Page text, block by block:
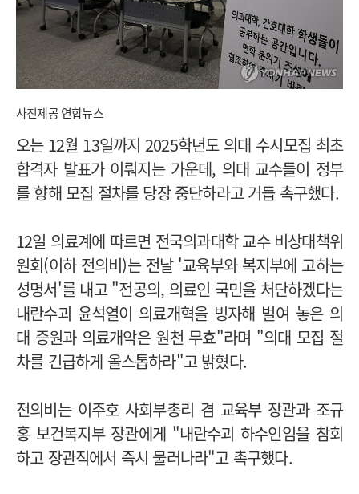
사진제공 연합뉴스
오는 12월 13일까지 2025학년도 의대 수시모집 최초
합격자 발표가 이뤄지는 가운데, 의대 교수들이 정부
를 향해 모집 절차를 당장 중단하라고 거듭 촉구했다.
12일 의료계에 따르면 전국의과대학 교수 비상대책위
원회(이하 전의비)는 전날 '교육부와 복지부에 고하는
성명서'를 내고 "전공의, 의료인 국민을 처단하겠다는
내란수괴 윤석열이 의료개혁을 빙자해 벌여 놓은 의
대 증원과 의료개악은 원천 무효"라며 "의대 모집 절
차를 긴급하게 올스톱하라"고 밝혔다.
전의비는 이주호 사회부총리 겸 교육부 장관과 조규
홍 보건복지부 장관에게 "내란수괴 하수인임을 참회
하고 장관직에서 즉시 물러나라"고 촉구했다.